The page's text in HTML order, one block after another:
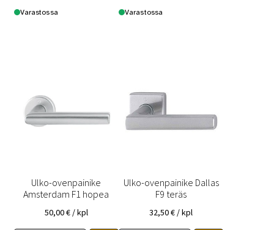
Varastossa Varastossa
Ulko-ovenpainike
Amsterdam F1 hopea
50,00€ / kpl
Ulko-ovenpainike Dallas
F9 teräs
32,50€ / kpl